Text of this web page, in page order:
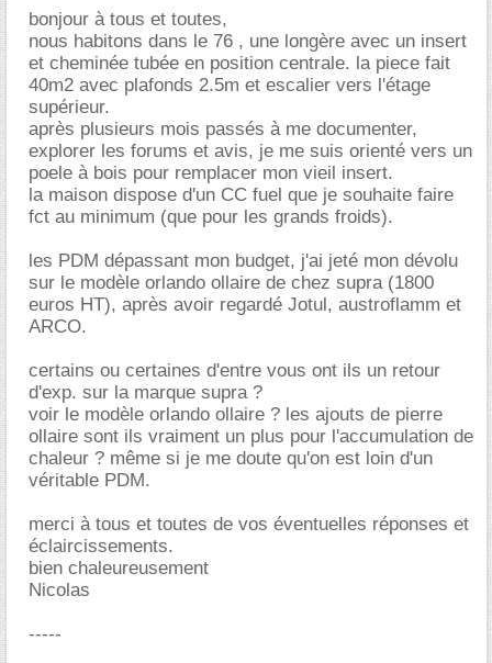
bonjour à tous et toutes,
nous habitons dans le 76 , une longère avec un insert
et cheminée tubée en position centrale. la piece fait
40m2 avec plafonds 2.5m et escalier vers l'étage
supérieur.
après plusieurs mois passés à me documenter,
explorer les forums et avis, je me suis orienté vers un
poele à bois pour remplacer mon vieil insert.
la maison dispose d'un CC fuel que je souhaite faire
fct au minimum (que pour les grands froids).
les PDM dépassant mon budget, j'ai jeté mon dévolu
sur le modèle orlando ollaire de chez supra (1800
euros HT), après avoir regardé Jotul, austroflamm et
ARCO.
certains ou certaines d'entre vous ont ils un retour
d'exp. sur la marque supra ?
voir le modèle orlando ollaire ? les ajouts de pierre
ollaire sont ils vraiment un plus pour l'accumulation de
chaleur ? même si je me doute qu'on est loin d'un
véritable PDM.
merci à tous et toutes de vos éventuelles réponses et
éclaircissements.
bien chaleureusement
Nicolas
-----